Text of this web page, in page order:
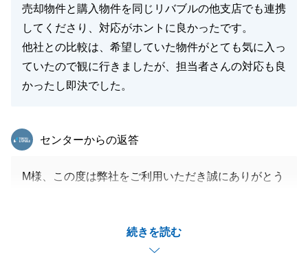
売却物件と購入物件を同じリバブルの他支店でも連携
してくださり、対応がホントに良かったです。
他社との比較は、希望していた物件がとても気に入っ
ていたので観に行きましたが、担当者さんの対応も良
かったし即決でした。
続きを読む
東急リバブル
センターからの返答
M様、この度は弊社をご利用いただき誠にありがとう
客様と私共、そしてM様との信頼関係があったからこ
そ、無事に成約まで結びついたのだと確信しておりま